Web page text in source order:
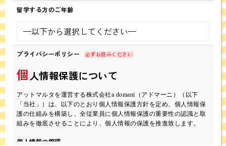
留学する方のご年齢
プライバシーポリシー 必ずお読みください
個人情報保護について
アットマルタを運営する株式会社a domani（アドマーニ）（以下
「当社」）は、以下のとおり個人情報保護方針を定め、個人情報保
護の仕組みを構築し、全従業員に個人情報保護の重要性の認識と取
組みを徹底させることにより、個人情報の保護を推進致します。
個人情報の管理